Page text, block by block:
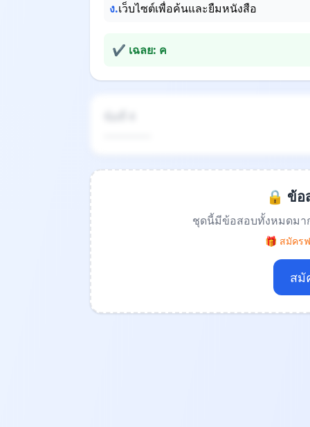
ง.เว็บไซต์เพื่อค้นและยืมหนังสือ
✔ เฉลย: ค
🔒 ข้อ
ชุดนี้มีข้อสอบทั้งหมดมา
🎁 สมัคร
สมั